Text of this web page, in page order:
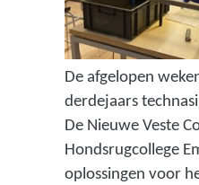
De afgelopen
derdejaars
De Nieuwe Veste
Hondsrugcollege
oplossingen voor